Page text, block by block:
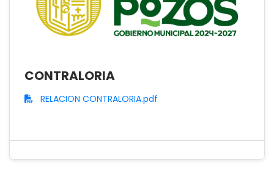
CONTRALORIA
RELACION CONTRALORIA.pdf